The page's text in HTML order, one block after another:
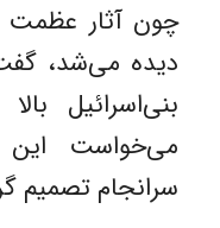
چون آثار عظمت
دیده می‌شد،
بنی‌اسرائیل
می‌خواست
سرانجام تصمیم